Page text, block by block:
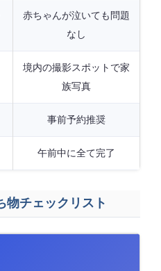
赤ちゃんが泣いても問題
なし
境内の撮影スポットで家
族写真
事前予約推奨
午前中に全て完了
物チェックリスト